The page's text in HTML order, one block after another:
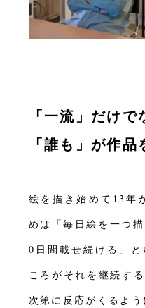
「一流」だけで
「誰も」が作
絵を描き始めて13年
めは「毎日絵を一つ
0日間載せ続ける」
ころがそれを継続す
次第に反応がくるよう